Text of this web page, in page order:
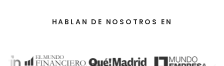
HABLAN DE NOSOTROS EN